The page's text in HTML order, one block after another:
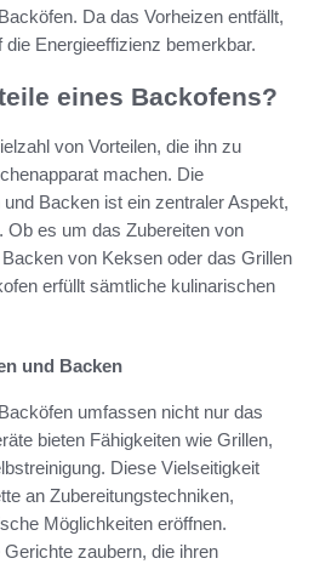
Da das Vorheizen entfällt,
Energieeffizienz bemerkbar.
eines Backofens?
von Vorteilen, die ihn zu
machen. Die
Backen ist ein zentraler Aspekt,
es um das Zubereiten von
von Keksen oder das Grillen
erfüllt sämtliche kulinarischen
und Backen
umfassen nicht nur das
bieten Fähigkeiten wie Grillen,
Diese Vielseitigkeit
an Zubereitungstechniken,
Möglichkeiten eröffnen.
zaubern, die ihren